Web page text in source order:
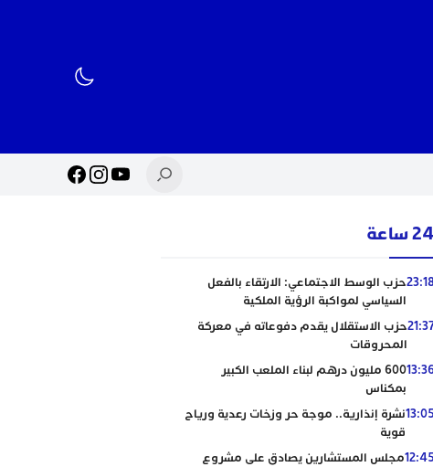
24 ساعة
23:18حزب الوسط الاجتماعي: الارتقاء بالفعل
السياسي لمواكبة الرؤية الملكية
حزب الاستقلال يقدم دفوعاته في معركة
المحروقات
600 مليون درهم لبناء الملعب الكبير
بمكناس
13:05نشرة إنذارية.. موجة حر وزخات رعدية ورياح
قوية
12:45مجلس المستشارين يصادق على مشروع